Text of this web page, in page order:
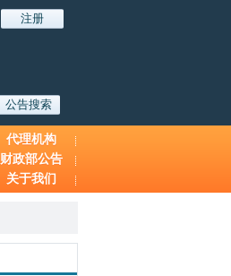
代理机构
财政部公告
关于我们